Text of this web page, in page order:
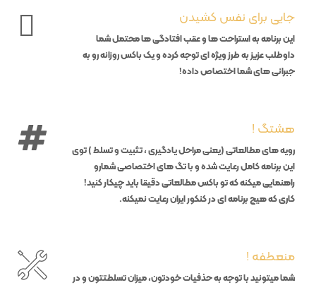
جایی برای نفس کشیدن
این برنامه به استراحت ها و عقب افتادگی ها محتمل شما
داوطلب عزیز به طرز ویژه ای توجه کرده و یک باکس روزانه رو به
جبرانی های شما اختصاص داده!
هشتگ !
رویه های مطالعاتی (‌یعنی مراحل یادگیری ، تثبیت و تسلط ) توی
این برنامه کامل رعایت شده و با تگ های اختصاصی شمارو
راهنمایی میکنه که تو باکس مطالعاتی دقیقا باید چیکار کنید!‌
کاری که هیچ برنامه ای در کنکور ایران رعایت نمیکنه.
منعطفه !
شما میتونید با توجه به حذفیات خودتون،‌ میزان تسلطتتون و در